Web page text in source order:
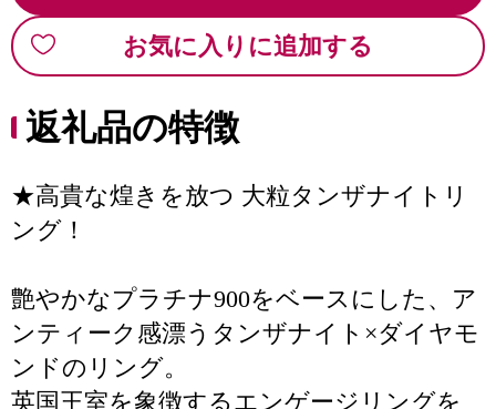
お気に入りに追加する
返礼品の特徴
★高貴な煌きを放つ 大粒タンザナイトリ
ング！
艶やかなプラチナ900をベースにした、ア
ンティーク感漂うタンザナイト×ダイヤモ
ンドのリング。
英国王室を象徴するエンゲージリングを